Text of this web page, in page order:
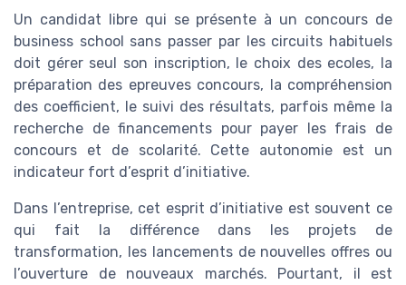
Un candidat libre qui se présente à un concours de
business school sans passer par les circuits habituels
doit gérer seul son inscription, le choix des ecoles, la
préparation des epreuves concours, la compréhension
des coefficient, le suivi des résultats, parfois même la
recherche de financements pour payer les frais de
concours et de scolarité. Cette autonomie est un
indicateur fort d’esprit d’initiative.
Dans l’entreprise, cet esprit d’initiative est souvent ce
qui fait la différence dans les projets de
transformation, les lancements de nouvelles offres ou
l’ouverture de nouveaux marchés. Pourtant, il est